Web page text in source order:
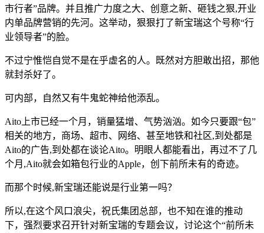
市行者”品牌。并且推广力度之大、创意之新、砸钱之狠,开业
内单品牌营销的先河。这举动，狠狠打了新宝瑞这个号称“行
业领导者”的脸。
不过宁惟恺自觉不是在乎虚名的人。既然对方胆敢出招，那他
就封杀好了。
可内部，自然又有牛鬼蛇神给他添乱。
Aito上市已经一个月，销量猛增、气势汹汹。如今只要跟“包”
相关的地方，商场、超市、网络、甚至地铁和社区,到处都是
Aito的广告,到处都在谈论Aito。明眼人都能看出，再过不了几
个月,Aito就会如箱包行业的Apple，创下前所未有的奇迹。
而那个时候,新宝瑞还能说是行业第一吗？
所以,在这个风口浪尖，祝氏集团总部，也不知在谁的推动
下，强烈要求召开针对新宝瑞的专题会议，讨论这个“前所未